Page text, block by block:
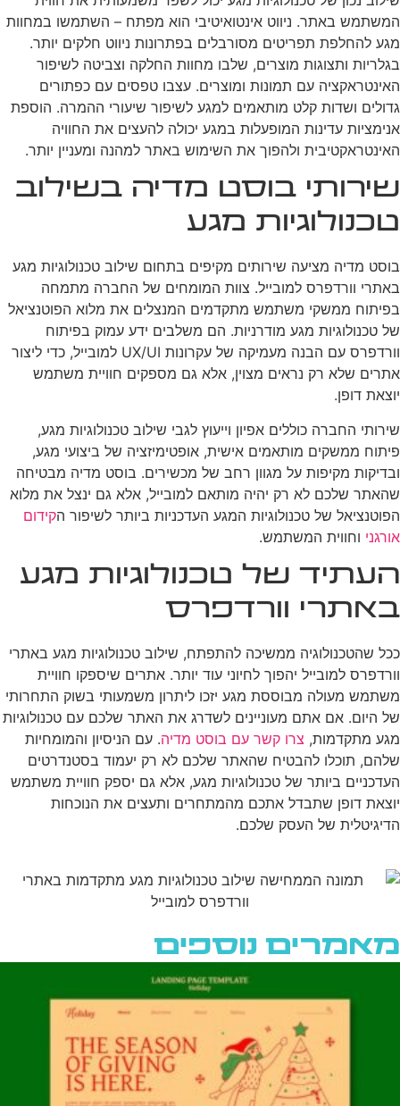
המשתמש באתר. ניווט אינטואיטיבי הוא מפתח – השתמשו במחוות
מגע להחלפת תפריטים מסורבלים בפתרונות ניווט חלקים יותר.
בגלריות ותצוגות מוצרים, שלבו מחוות החלקה וצביטה לשיפור
האינטראקציה עם תמונות ומוצרים. עצבו טפסים עם כפתורים
גדולים ושדות קלט מותאמים למגע לשיפור שיעורי ההמרה. הוספת
אנימציות עדינות המופעלות במגע יכולה להעצים את החוויה
האינטראקטיבית ולהפוך את השימוש באתר למהנה ומעניין יותר.
שירותי בוסט מדיה בשילוב
טכנולוגיות מגע
בוסט מדיה מציעה שירותים מקיפים בתחום שילוב טכנולוגיות מגע
באתרי וורדפרס למובייל. צוות המומחים של החברה מתמחה
בפיתוח ממשקי משתמש מתקדמים המנצלים את מלוא הפוטנציאל
של טכנולוגיות מגע מודרניות. הם משלבים ידע עמוק בפיתוח
וורדפרס עם הבנה מעמיקה של עקרונות UX/UI למובייל, כדי ליצור
אתרים שלא רק נראים מצוין, אלא גם מספקים חוויית משתמש
יוצאת דופן.
שירותי החברה כוללים אפיון וייעוץ לגבי שילוב טכנולוגיות מגע,
פיתוח ממשקים מותאמים אישית, אופטימיזציה של ביצועי מגע,
ובדיקות מקיפות על מגוון רחב של מכשירים. בוסט מדיה מבטיחה
שהאתר שלכם לא רק יהיה מותאם למובייל, אלא גם ינצל את מלוא
הפוטנציאל של טכנולוגיות המגע העדכניות ביותר לשיפור הקידום
אורגני וחווית המשתמש.
העתיד של טכנולוגיות מגע
באתרי וורדפרס
ככל שהטכנולוגיה ממשיכה להתפתח, שילוב טכנולוגיות מגע באתרי
וורדפרס למובייל יהפוך לחיוני עוד יותר. אתרים שיספקו חוויית
משתמש מעולה מבוססת מגע יזכו ליתרון משמעותי בשוק התחרותי
של היום. אם אתם מעוניינים לשדרג את האתר שלכם עם טכנולוגיות
מגע מתקדמות, צרו קשר עם בוסט מדיה. עם הניסיון והמומחיות
שלהם, תוכלו להבטיח שהאתר שלכם לא רק יעמוד בסטנדרטים
העדכניים ביותר של טכנולוגיות מגע, אלא גם יספק חוויית משתמש
יוצאת דופן שתבדל אתכם מהמתחרים ותעצים את הנוכחות
הדיגיטלית של העסק שלכם.
מאמרים נוספים